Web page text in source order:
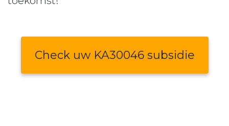
Check uw KA30046 subsidie